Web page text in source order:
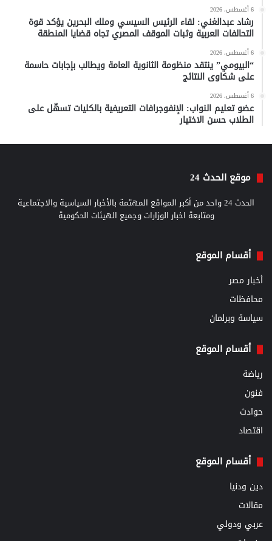
6 أغسطس، 2026
رشاد عبدالغني: لقاء الرئيس السيسي وملك البحرين يؤكد قوة
التحالفات العربية وثبات الموقف المصري تجاه قضايا المنطقة
6 أغسطس، 2026
“البيومي” ينتقد منظومة الثانوية العامة ويطالب بإجابات حاسمة
على شكاوى النتائج
6 أغسطس، 2026
عضو تعليم النواب: الإنفوجرافات التعريفية بالكليات تسهّل على
الطلاب حسن الاختيار
موقع الحدث 24
الحدث 24 واحد من أكبر المواقع المهتمة بالأخبار السياسية والاجتماعية
ومتابعة اخبار الوزارات وجميع الهيئات الحكومية
أقسام الموقع
أخبار مصر
محافظات
سياسة وبرلمان
أقسام الموقع
رياضة
فنون
حوادث
اقتصاد
أقسام الموقع
دين ودنيا
مقالات
عربي ودولي